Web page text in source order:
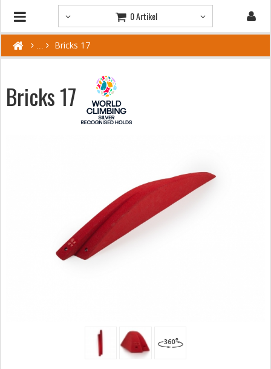
0 Artikel
Bricks 17
Bricks 17